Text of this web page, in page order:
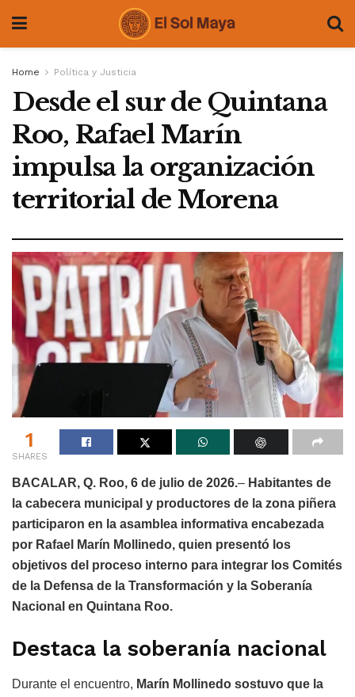
Home Política y Justicia
Desde el sur de Quintana
Roo, Rafael Marín
impulsa la organización
territorial de Morena
1
SHARES
BACALAR, Q. Roo, 6 de julio de 2026.– Habitantes de
la cabecera municipal y productores de la zona piñera
participaron en la asamblea informativa encabezada
por Rafael Marín Mollinedo, quien presentó los
objetivos del proceso interno para integrar los Comités
de la Defensa de la Transformación y la Soberanía
Nacional en Quintana Roo.
Destaca la soberanía nacional
Durante el encuentro, Marín Mollinedo sostuvo que la